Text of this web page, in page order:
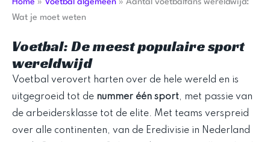
Home » Voetbal algemeen » Aantal voetbalfans wereldwijd:
Wat je moet weten
Voetbal: De meest populaire sport
wereldwijd
Voetbal verovert harten over de hele wereld en is
uitgegroeid tot de nummer één sport, met passie van
de arbeidersklasse tot de elite. Met teams verspreid
over alle continenten, van de Eredivisie in Nederland